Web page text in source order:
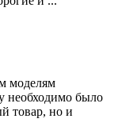
моделям
необходимо было
товар, но и